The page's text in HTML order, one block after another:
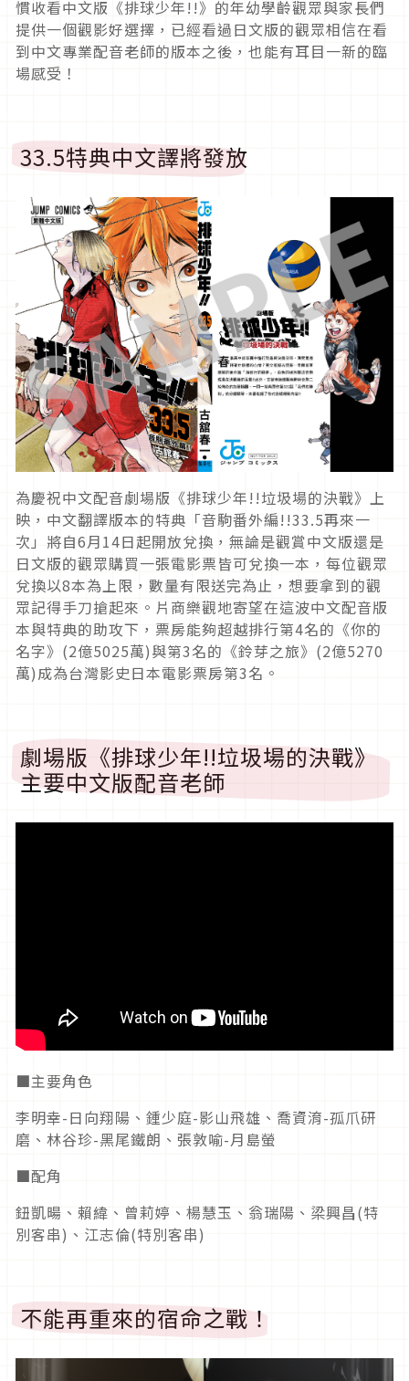
慣收看中文版《排球少年!!》 的年幼學齡觀眾與家長們
提供一個觀影好選擇， 已經看過日文版的觀眾相信在看
到中文專業配音老師的版本之後， 也能有耳目一新的臨
場感受！
33.5特典中文譯將發放
為慶祝中文配音劇場版《排球少年!!垃圾場的決戰》上
映， 中文翻譯版本的特典「音駒番外編!!33.5再來一
次」將自6月14日起開放兌換， 無論是觀賞中文版還是
日文版的觀眾購買一張電影票皆可兌換一本， 每位觀眾
兌換以8本為上限，數量有限送完為止， 想要拿到的觀
眾記得手刀搶起來。 片商樂觀地寄望在這波中文配音版
本與特典的助攻下， 票房能夠超越排行第4名的《你的
名字》 (2億5025萬)與第3名的《鈴芽之旅》 (2億5270
萬)成為台灣影史日本電影票房第3名。
劇場版《排球少年!!垃圾場的決戰》
主要中文版配音老師
■主要角色
李明幸-日向翔陽、鍾少庭-影山飛雄、喬資淯-孤爪研
磨、林谷珍-黑尾鐵朗、張敦喻-月島螢
■配角
鈕凱暘、賴緯、曾莉婷、楊慧玉、翁瑞陽、梁興昌(特
別客串)、 江志倫(特別客串)
不能再重來的宿命之戰！